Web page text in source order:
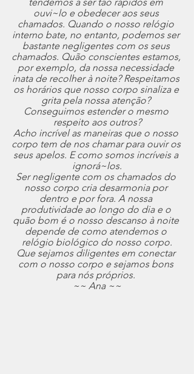
ouvi~lo e obedecer aos seus
chamados. Quando o nosso relógio
interno bate, no entanto, podemos ser
bastante negligentes com os seus
chamados. Quão conscientes estamos,
por exemplo, da nossa necessidade
inata de recolher à noite? Respeitamos
os horários que nosso corpo sinaliza e
grita pela nossa atenção?
Conseguimos estender o mesmo
respeito aos outros?
Acho incrível as maneiras que o nosso
corpo tem de nos chamar para ouvir os
seus apelos. E como somos incríveis a
ignorá~los.
Ser negligente com os chamados do
nosso corpo cria desarmonia por
dentro e por fora. A nossa
produtividade ao longo do dia e o
quão bom é o nosso descanso à noite
depende de como atendemos o
relógio biológico do nosso corpo.
Que sejamos diligentes em conectar
com o nosso corpo e sejamos bons
para nós próprios.
~~ Ana ~~